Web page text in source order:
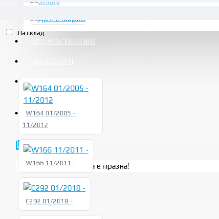
АВТОЧАСТИ НОВИ
УСЛУГИ
ПРОМО
Вашата количка е празна!
На склад
W164 01/2005 -
11/2012
W166 11/2011 -
C292 01/2018 -